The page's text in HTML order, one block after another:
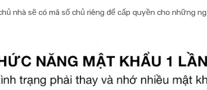
nhà sẽ có mã số chủ riêng để cấp quyền cho những